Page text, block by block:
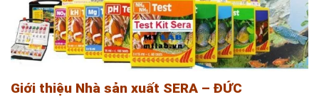
Giới thiệu Nhà sản xuất SERA – ĐỨC